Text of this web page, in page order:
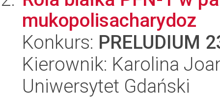
mukopolisacharydoz
Konkurs: PRELUDIUM
Kierownik: Karolina
Uniwersytet Gdański